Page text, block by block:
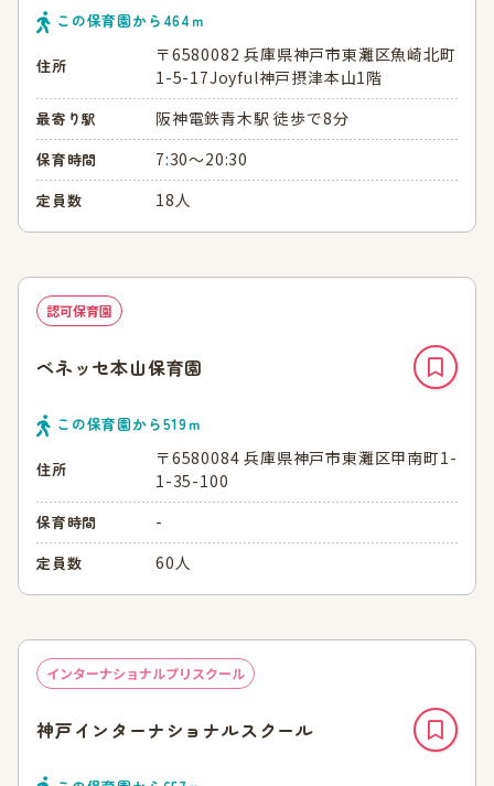
この保育園から 464 ｍ
住所
〒6580082 兵庫県神戸市東灘区魚崎北町
1-5-17Joyful神戸摂津本山1階
最寄り駅 阪神電鉄青木駅 徒歩で8分
保育時間 7:30～20:30
定員数 18人
認可保育園
ベネッセ本山保育園
この保育園から519ｍ
住所
〒6580084 兵庫県神戸市東灘区甲南町1-
1-35-100
保育時間 -
定員数 60人
インターナショナルプリスクール
神戸インターナショナルスクール